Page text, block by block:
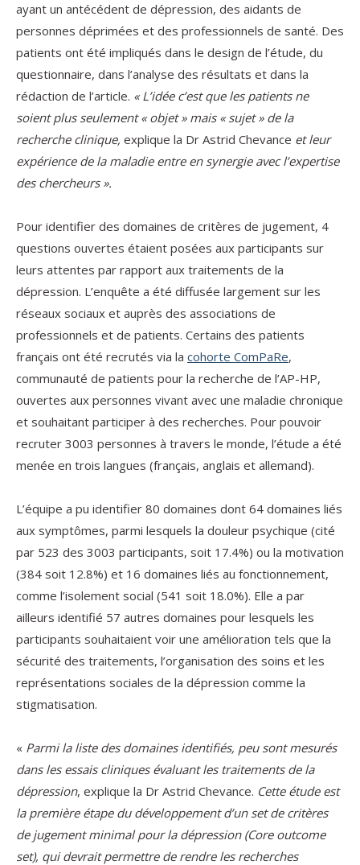
ayant un antécédent de dépression, des aidants de
personnes déprimées et des professionnels de santé. Des
patients ont été impliqués dans le design de l’étude, du
questionnaire, dans l’analyse des résultats et dans la
rédaction de l’article. « L’idée c’est que les patients ne
soient plus seulement « objet » mais « sujet » de la
recherche clinique, explique la Dr Astrid Chevance et leur
expérience de la maladie entre en synergie avec l’expertise
des chercheurs ».
Pour identifier des domaines de critères de jugement, 4
questions ouvertes étaient posées aux participants sur
leurs attentes par rapport aux traitements de la
dépression. L’enquête a été diffusée largement sur les
réseaux sociaux et auprès des associations de
professionnels et de patients. Certains des patients
français ont été recrutés via la cohorte ComPaRe,
communauté de patients pour la recherche de l’AP-HP,
ouvertes aux personnes vivant avec une maladie chronique
et souhaitant participer à des recherches. Pour pouvoir
recruter 3003 personnes à travers le monde, l’étude a été
menée en trois langues (français, anglais et allemand).
L’équipe a pu identifier 80 domaines dont 64 domaines liés
aux symptômes, parmi lesquels la douleur psychique (cité
par 523 des 3003 participants, soit 17.4%) ou la motivation
(384 soit 12.8%) et 16 domaines liés au fonctionnement,
comme l’isolement social (541 soit 18.0%). Elle a par
ailleurs identifié 57 autres domaines pour lesquels les
participants souhaitaient voir une amélioration tels que la
sécurité des traitements, l’organisation des soins et les
représentations sociales de la dépression comme la
stigmatisation.
« Parmi la liste des domaines identifiés, peu sont mesurés
dans les essais cliniques évaluant les traitements de la
dépression, explique la Dr Astrid Chevance. Cette étude est
la première étape du développement d’un set de critères
de jugement minimal pour la dépression (Core outcome
set), qui devrait permettre de rendre les recherches